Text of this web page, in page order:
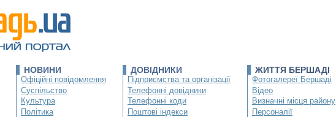
НОВИНИ
Офіційні повідомлення
Суспільство
Культура
Політика
ДОВІДНИКИ
Підприємства та організації
Телефонні довідники
Телефонні коди
Поштові індекси
ЖИТТЯ БЕРШАДІ
Фотогалереї Бершаді
Відео
Визначні місця району
Персоналії